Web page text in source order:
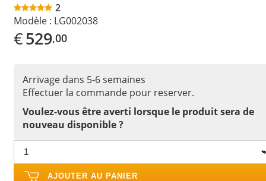
2
Modèle : LG002038
€529,00
Arrivage dans 5-6 semaines
Effectuer la commande pour reserver.
Voulez-vous être averti lorsque le produit sera de
nouveau disponible ?
AJOUTER AU PANIER